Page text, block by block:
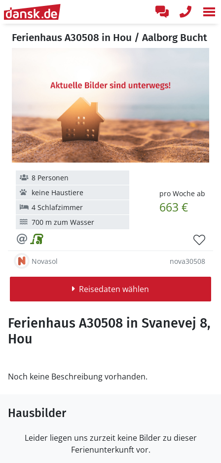
Ferienhaus A30508 in Hou / Aalborg Bucht
pro Woche ab
663 €
8 Personen
keine Haustiere
4 Schlafzimmer
700 m zum Wasser
Novasol nova30508
Reisedaten wählen
Ferienhaus A30508 in Svanevej 8,
Hou
Noch keine Beschreibung vorhanden.
Hausbilder
Leider liegen uns zurzeit keine Bilder zu dieser
Ferienunterkunft vor.